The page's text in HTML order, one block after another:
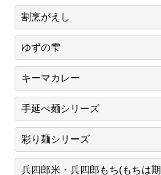
割烹がえし
ゆずの雫
キーマカレー
手延べ麺シリーズ
彩り麺シリーズ
兵四郎米・兵四郎もち(もちは